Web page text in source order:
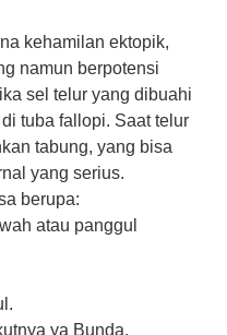
kehamilan ektopik,
namun berpotensi
sel telur yang dibuahi
tuba fallopi. Saat telur
tabung, yang bisa
yang serius.
berupa:
atau panggul
ya Bunda.